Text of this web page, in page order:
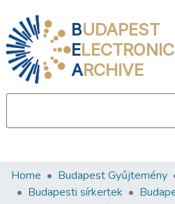
BUDAPEST
ELECTRONIC
ARCHIVE
Communities & Collections
Home Budapest Gyűjtemény
Budapesti sírkertek